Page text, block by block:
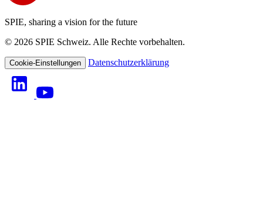
SPIE, sharing a vision for the future
© 2026 SPIE Schweiz. Alle Rechte vorbehalten.
Cookie-Einstellungen Datenschutzerklärung